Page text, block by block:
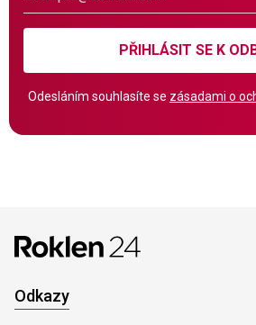
PŘIHLÁSIT SE K
Odesláním souhlasíte se zásadami o
Odkazy